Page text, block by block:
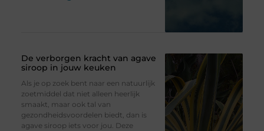
De verborgen kracht van agave
siroop in jouw keuken
Als je op zoek bent naar een natuurlijk
zoetmiddel dat niet alleen heerlijk
smaakt, maar ook tal van
gezondheidsvoordelen biedt, dan is
agave siroop iets voor jou. Deze